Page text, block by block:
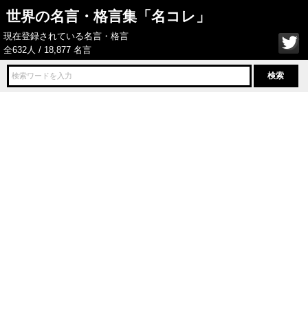
世界の名言・格言集「名コレ」
現在登録されている名言・格言
全632人 / 18,877 名言